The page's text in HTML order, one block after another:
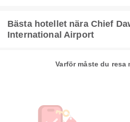
Bästa hotellet nära Chief
International Airport
Varför måste du resa